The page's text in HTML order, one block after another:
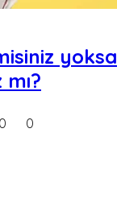
yoksa
0 0